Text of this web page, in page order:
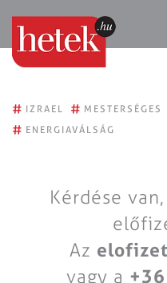
# IZRAEL #
# ENERGIAVÁLSÁG
Kérdése
Az
vagy a